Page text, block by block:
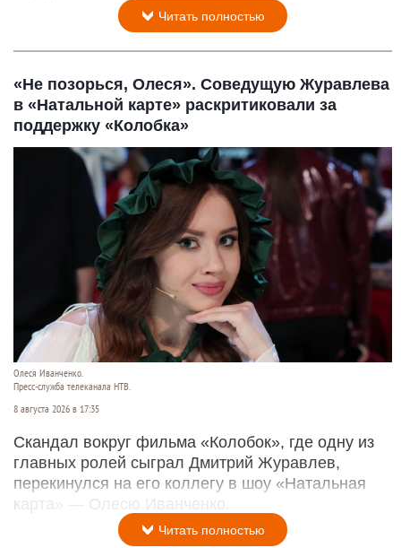
Читать полностью
«Не позорься, Олеся». Соведущую Журавлева
в «Натальной карте» раскритиковали за
поддержку «Колобка»
Олеся Иванченко.
Пресс-служба телеканала НТВ.
8 августа 2026 в 17:35
Скандал вокруг фильма «Колобок», где одну из
главных ролей сыграл Дмитрий Журавлев,
перекинулся на его коллегу в шоу «Натальная
карта» — Олесю Иванченко.
Читать полностью